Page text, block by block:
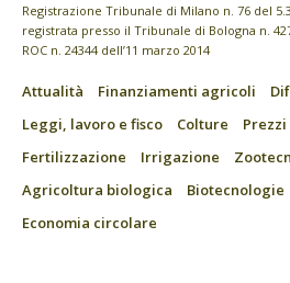
Registrazione Tribunale di Milano n. 76 del
registrata presso il Tribunale di Bologna n.
ROC n. 24344 dell’11 marzo 2014
Attualità Finanziamenti agricoli
Leggi, lavoro e fisco
Colture
Fertilizzazione
Irrigazione
Agricoltura biologica
Biotecnologie
Economia circolare